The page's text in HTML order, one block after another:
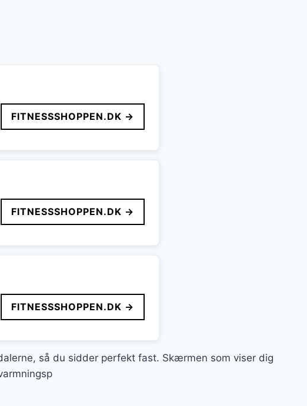
FITNESSSHOPPEN.DK →
FITNESSSHOPPEN.DK →
FITNESSSHOPPEN.DK →
så du sidder perfekt fast. Skærmen som viser dig